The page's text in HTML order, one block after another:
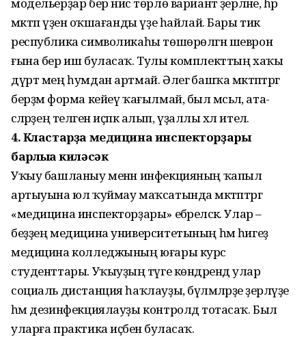
мәктәп үҙенә оҡшағанды үҙе һайлай. Бары тик
республика символикаһы төшөрөлгән шеврон
ғына бер иш буласаҡ. Тулы комплекттың хаҡы
дүрт мең һумдан артмай. Әлегә башҡа мәктәптәргә
берҙәм форма кейеү ҡағылмай, был мәсьәлә, ата-
әсәләрҙең теләген иҫәпкә алып, үҙаллы хәл ителә.
4. Кластарҙа медицина инспекторҙары
барлыҡҡа киләсәк
Уҡыу башланыу менән инфекцияның ҡапыл
артыуына юл ҡуймау маҡсатында мәктәптәргә
«медицина инспекторҙары» ебәреләсәк. Улар –
беҙҙең медицина университетының һәм һигеҙ
медицина колледжының юғары курс
студенттары. Уҡыуҙың тәүге көндәрендә улар
социаль дистанция һаҡлауҙы, бүлмәләрҙе әҙерләүҙе
һәм дезинфекциялауҙы контролдә тотасаҡ. Был
уларға практика иҫәбенә буласаҡ.